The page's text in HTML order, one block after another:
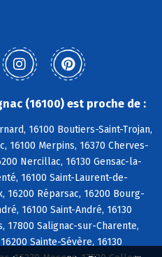
(16100) est proche de :
16100 Boutiers-Saint-Trojan,
16100 Merpins, 16370 Cherves-
Nercillac, 16130 Gensac-la-
16100 Saint-Laurent-de-
16200 Réparsac, 16200 Bourg-
16100 Saint-André, 16130
17800 Salignac-sur-Charente,
Sainte-Sévère, 16130